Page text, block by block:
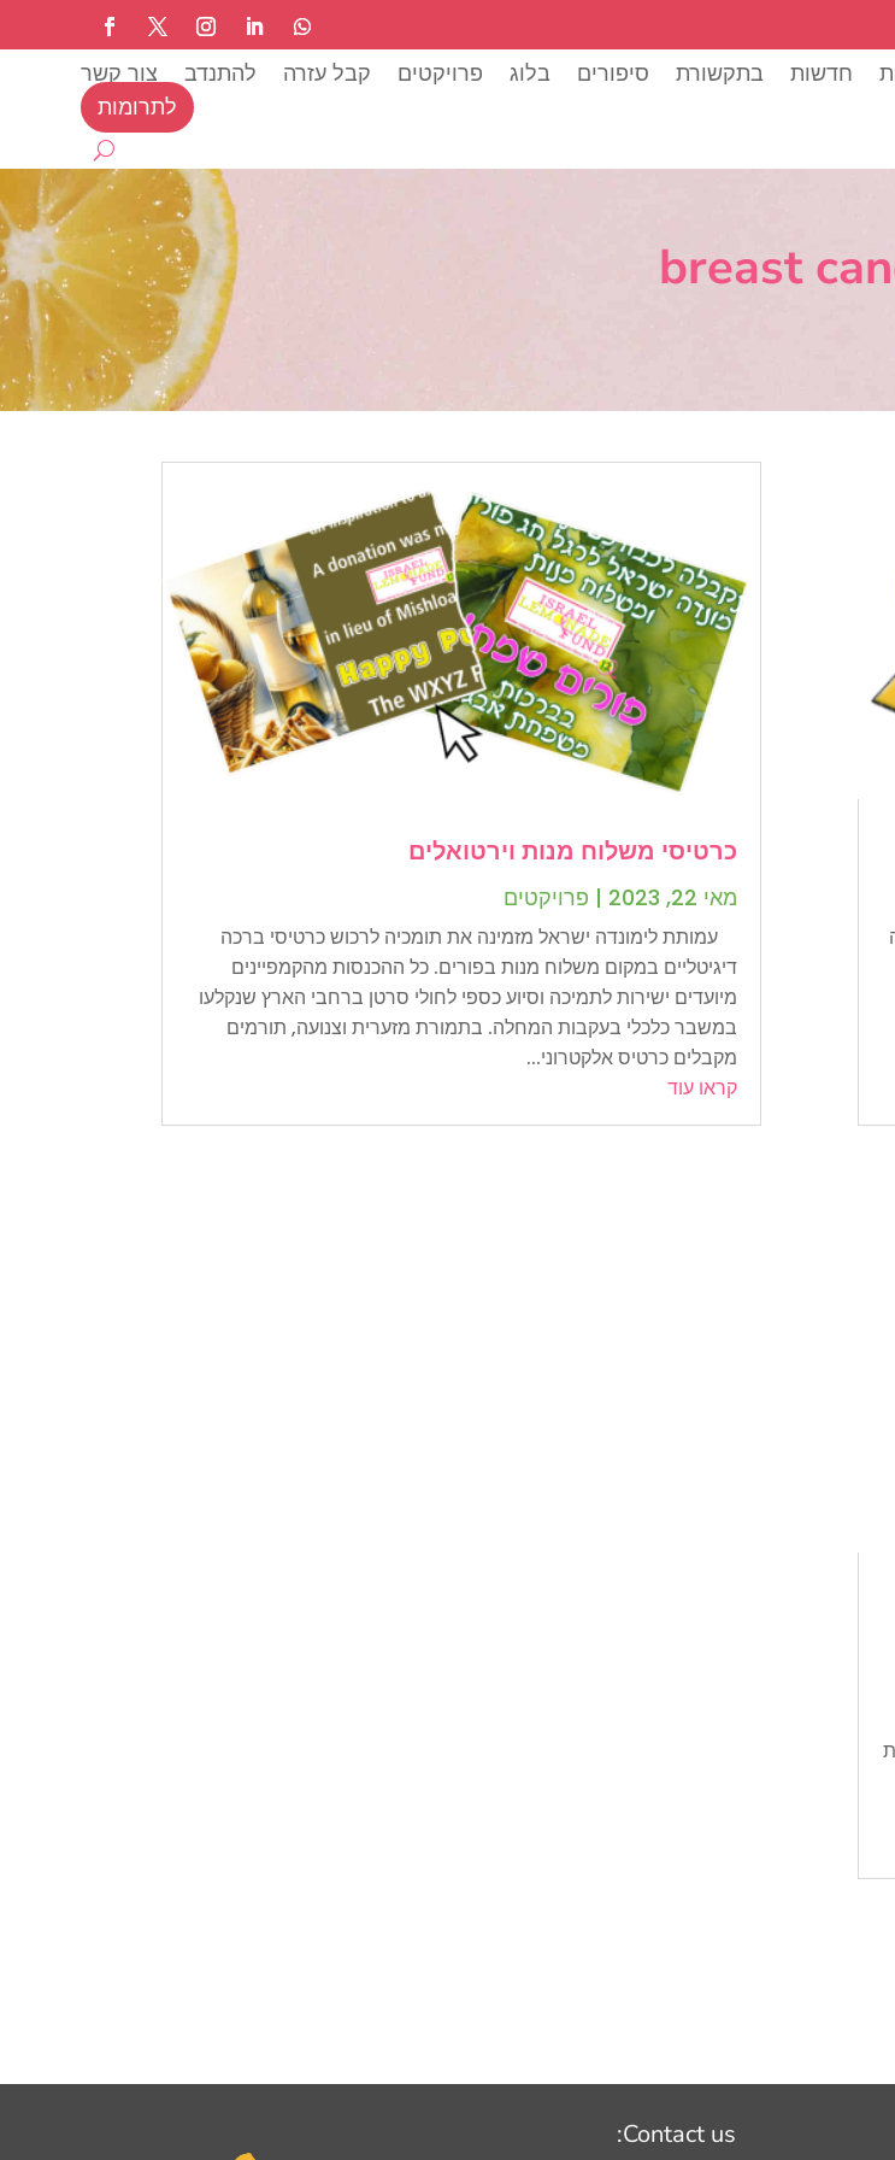
חדשות בתקשורת סיפורים בלוג פרויקטים קבל עזרה להתנדב
צור קשר
לתרומות
breast
כרטיסי משלוח מנות וירטואלים
מאי 22, 2023 | פרויקטים
עמותת לימונדה ישראל מזמינה את תומכיה לרכוש כרטיסי ברכה
דיגיטליים במקום משלוח מנות בפורים. כל ההכנסות מהקמפיינים
מיועדים ישירות לתמיכה וסיוע כספי לחולי סרטן ברחבי הארץ שנקלעו
במשבר כלכלי בעקבות המחלה. בתמורת מזערית וצנועה, תורמים
מקבלים כרטיס אלקטרוני...
קראו עוד
Contact us: